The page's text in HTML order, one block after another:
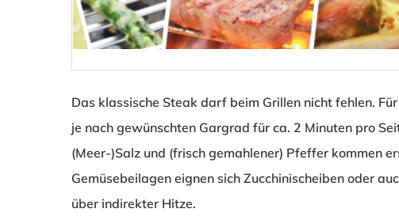
Das klassische Steak darf beim Grillen nicht fehlen.
je nach gewünschten Gargrad für ca. 2 Minuten pro
(Meer-)Salz und (frisch gemahlener) Pfeffer kommen
Gemüsebeilagen eignen sich Zucchinischeiben oder
über indirekter Hitze.